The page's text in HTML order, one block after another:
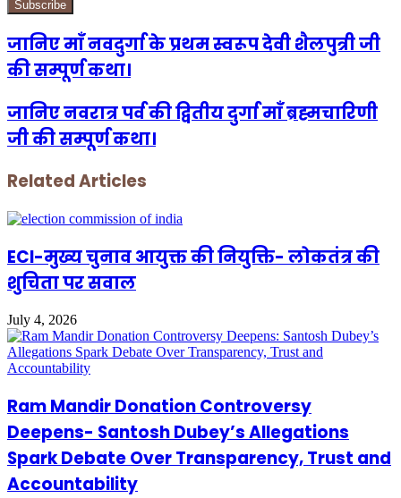
जानिए माँ नवदुर्गा के प्रथम स्वरूप देवी शैलपुत्री जी
की सम्पूर्ण कथा।
जानिए नवरात्र पर्व की द्वितीय दुर्गा माँ ब्रह्मचारिणी
जी की सम्पूर्ण कथा।
Related Articles
ECI-मुख्य चुनाव आयुक्त की नियुक्ति- लोकतंत्र की
शुचिता पर सवाल
July 4, 2026
Ram Mandir Donation Controversy
Deepens- Santosh Dubey’s Allegations
Spark Debate Over Transparency, Trust and
Accountability